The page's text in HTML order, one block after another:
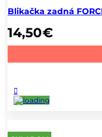
Blikačka zadná
14,50€